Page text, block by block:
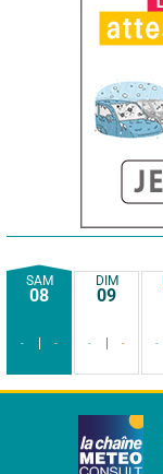
SAM
08
- -
DIM
09
- - -